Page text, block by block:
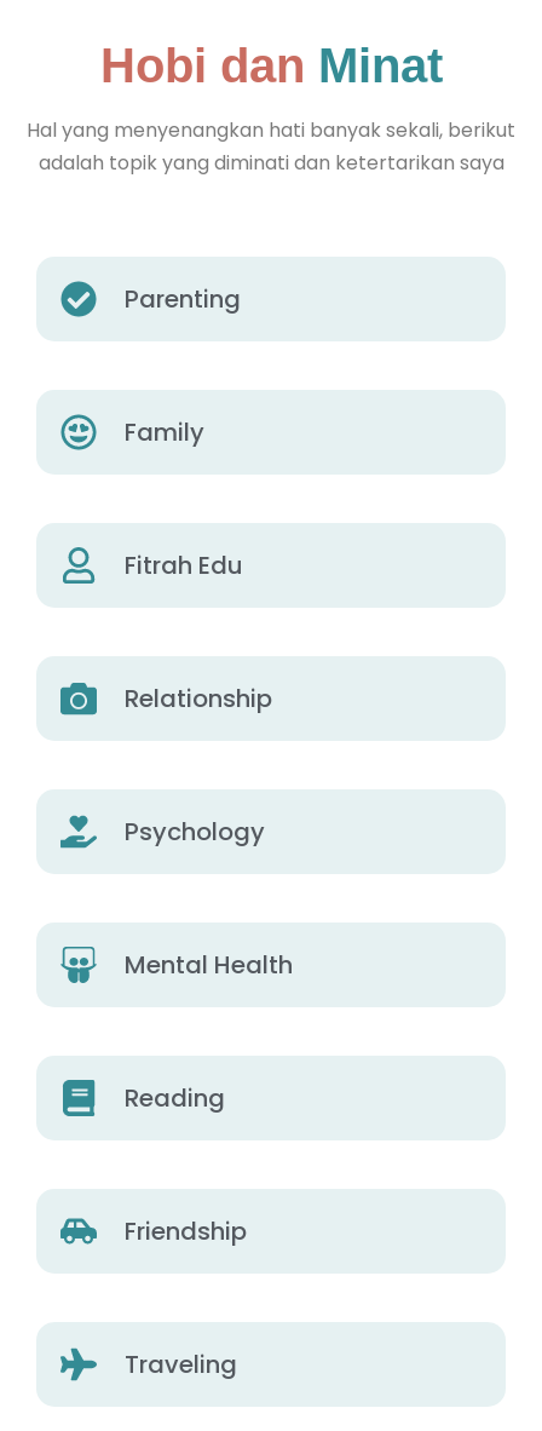
Hobi dan Minat
Hal yang menyenangkan hati banyak sekali, berikut
adalah topik yang diminati dan ketertarikan saya
Parenting
Family
Fitrah Edu
Relationship
Psychology
Mental Health
Reading
Friendship
Traveling